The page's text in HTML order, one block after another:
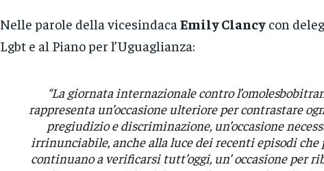
Nelle parole della vicesindaca Emily Clancycon
Lgbt e al Piano per l’Uguaglianza:
“La giornata internazionale contro
rappresenta un’occasione ulteriore per contrastare
pregiudizio e discriminazione, un’occasione
irrinunciabile, anche alla luce dei recenti episodi che
continuano a verificarsi tutt’oggi, un’ occasione per